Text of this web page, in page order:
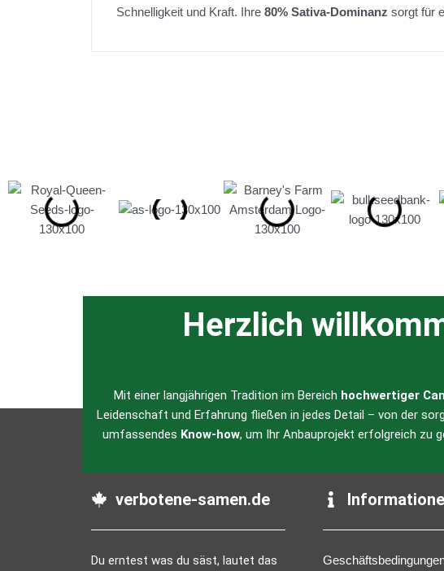
Schnelligkeit und Kraft. Ihre 80% Sativa-Dominanz sorgt für
Herzlich
Mit einer langjährigen Tradition im Bereich hochwertiger
Leidenschaft und Erfahrung fließen in jedes Detail – von der
umfassendes Know-how, um Ihr Anbauprojekt erfolgreich zu
verbotene-samen.de
Du erntest was du säst, lautet das